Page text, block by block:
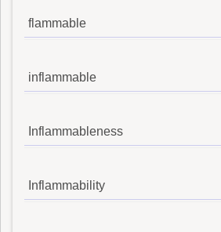
flammable
inflammable
Inflammableness
Inflammability